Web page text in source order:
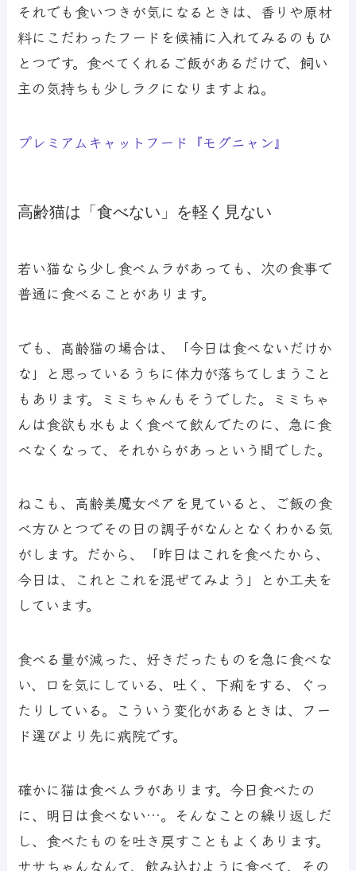
それでも食いつきが気になるときは、香りや原材
料にこだわったフードを候補に入れてみるのもひ
とつです。食べてくれるご飯があるだけで、飼い
主の気持ちも少しラクになりますよね。
プレミアムキャットフード『モグニャン』
高齢猫は「食べない」を軽く見ない
若い猫なら少し食べムラがあっても、次の食事で
普通に食べることがあります。
でも、高齢猫の場合は、「今日は食べないだけか
な」と思っているうちに体力が落ちてしまうこと
もあります。ミミちゃんもそうでした。ミミちゃ
んは食欲も水もよく食べて飲んでたのに、急に食
べなくなって、それからがあっという間でした。
ねこも、高齢美魔女ペアを見ていると、ご飯の食
べ方ひとつでその日の調子がなんとなくわかる気
がします。だから、「昨日はこれを食べたから、
今日は、これとこれを混ぜてみよう」とか工夫を
しています。
食べる量が減った、好きだったものを急に食べな
い、口を気にしている、吐く、下痢をする、ぐっ
たりしている。こういう変化があるときは、フー
ド選びより先に病院です。
確かに猫は食べムラがあります。今日食べたの
に、明日は食べない…。そんなことの繰り返しだ
し、食べたものを吐き戻すこともよくあります。
ササちゃんなんて、飲み込むように食べて、その